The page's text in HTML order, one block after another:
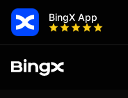
BingX App